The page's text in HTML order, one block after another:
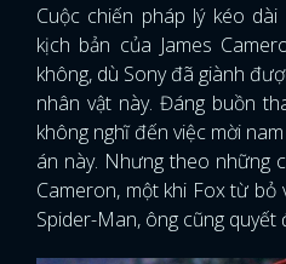
Cuộc chiến pháp lý kéo
kịch bản của James
không, dù Sony đã giành
nhân vật này. Đáng buồn
không nghĩ đến việc mời
án này. Nhưng theo những
Cameron, một khi Fox từ bỏ
Spider-Man, ông cũng quyết